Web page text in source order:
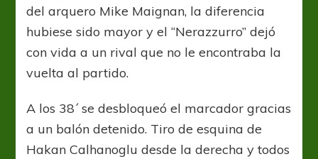
del arquero Mike Maignan, la diferencia
hubiese sido mayor y el “Nerazzurro” dejó
con vida a un rival que no le encontraba la
vuelta al partido.
A los 38´ se desbloqueó el marcador gracias
a un balón detenido. Tiro de esquina de
Hakan Calhanoglu desde la derecha y todos